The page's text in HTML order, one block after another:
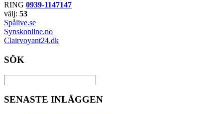
RING 0939-1147147
välj: 53
Spålive.se
Synskonline.no
Clairvoyant24.dk
SÖK
SENASTE INLÄGGEN